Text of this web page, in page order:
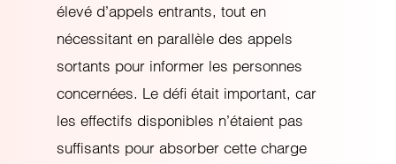
élevé d’appels entrants, tout en
nécessitant en parallèle des appels
sortants pour informer les personnes
concernées. Le défi était important, car
les effectifs disponibles n’étaient pas
suffisants pour absorber cette charge